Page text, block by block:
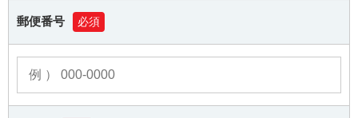
郵便番号 必須